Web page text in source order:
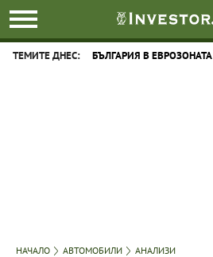
ТЕМИТЕ ДНЕС: БЪЛГАРИЯ В ЕВРОЗОНАТА
НАЧАЛО АВТОМОБИЛИ АНАЛИЗИ